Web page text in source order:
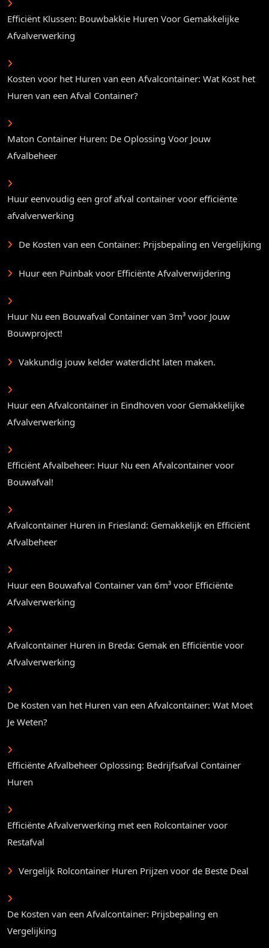
Efficiënt Klussen: Bouwbakkie Huren Voor Gemakkelijke
Afvalverwerking
Kosten voor het Huren van een Afvalcontainer: Wat Kost het
Huren van een Afval Container?
Maton Container Huren: De Oplossing Voor Jouw
Afvalbeheer
Huur eenvoudig een grof afval container voor efficiënte
afvalverwerking
De Kosten van een Container: Prijsbepaling en Vergelijking
Huur een Puinbak voor Efficiënte Afvalverwijdering
Huur Nu een Bouwafval Container van 3m³ voor Jouw
Bouwproject!
Vakkundig jouw kelder waterdicht laten maken.
Huur een Afvalcontainer in Eindhoven voor Gemakkelijke
Afvalverwerking
Efficiënt Afvalbeheer: Huur Nu een Afvalcontainer voor
Bouwafval!
Afvalcontainer Huren in Friesland: Gemakkelijk en Efficiënt
Afvalbeheer
Huur een Bouwafval Container van 6m³ voor Efficiënte
Afvalverwerking
Afvalcontainer Huren in Breda: Gemak en Efficiëntie voor
Afvalverwerking
De Kosten van het Huren van een Afvalcontainer: Wat Moet
Je Weten?
Efficiënte Afvalbeheer Oplossing: Bedrijfsafval Container
Huren
Efficiënte Afvalverwerking met een Rolcontainer voor
Restafval
Vergelijk Rolcontainer Huren Prijzen voor de Beste Deal
De Kosten van een Afvalcontainer: Prijsbepaling en
Vergelijking